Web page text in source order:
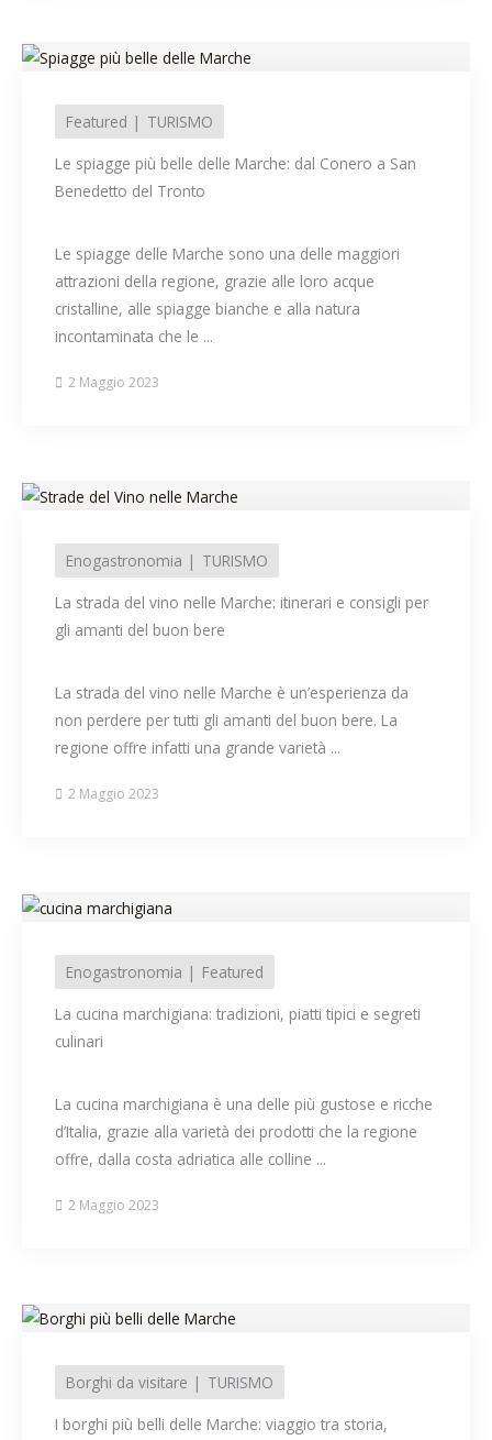
Featured
TURISMO
Le spiagge più belle delle Marche: dal Conero a San
Benedetto del Tronto
Le spiagge delle Marche sono una delle maggiori
attrazioni della regione, grazie alle loro acque
cristalline, alle spiagge bianche e alla natura
incontaminata che le ...
2 Maggio 2023
Enogastronomia
TURISMO
La strada del vino nelle Marche: itinerari e consigli per
gli amanti del buon bere
La strada del vino nelle Marche è un’esperienza da
non perdere per tutti gli amanti del buon bere. La
regione offre infatti una grande varietà ...
2 Maggio 2023
Enogastronomia
Featured
La cucina marchigiana: tradizioni, piatti tipici e segreti
culinari
La cucina marchigiana è una delle più gustose e ricche
d’Italia, grazie alla varietà dei prodotti che la regione
offre, dalla costa adriatica alle colline ...
2 Maggio 2023
Borghi da visitare
TURISMO
I borghi più belli delle Marche: viaggio tra storia,